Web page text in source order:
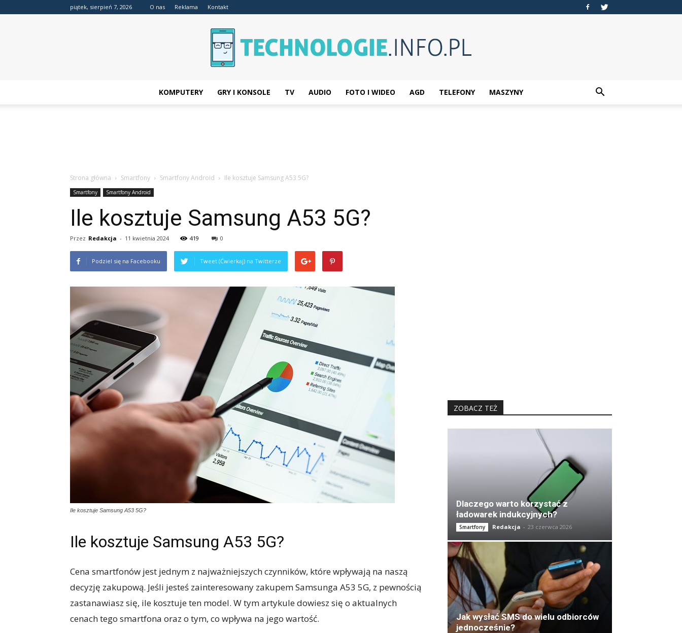
piątek, sierpień 7, 2026 O nas Reklama Kontakt
KOMPUTERY GRY I KONSOLE TV AUDIO FOTO I WIDEO AGD TELEFONY MASZYNY
Strona główna Smartfony Smartfony Android Ile kosztuje Samsung A53 5G?
Smartfony Smartfony Android
Ile kosztuje Samsung A53 5G?
Przez Redakcja - 11 kwietnia 2024 419 0
Podziel się na Facebooku Tweet (Ćwierkaj) na Twitterze
Ile kosztuje Samsung A53 5G?
Ile kosztuje Samsung A53 5G?
Cena smartfonów jest jednym z najważniejszych czynników, które wpływają na naszą
decyzję zakupową. Jeśli jesteś zainteresowany zakupem Samsunga A53 5G, z pewnością
zastanawiasz się, ile kosztuje ten model. W tym artykule dowiesz się o aktualnych
cenach tego smartfona oraz o tym, co wpływa na jego wartość.
ZOBACZ TEŻ
Dlaczego warto korzystać z
ładowarek indukcyjnych?
Smartfony Redakcja - 23 czerwca 2026
Jak wysłać SMS do wielu odbiorców
jednocześnie?